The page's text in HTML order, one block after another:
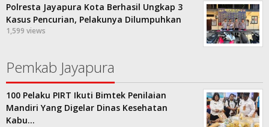
Polresta Jayapura Kota Berhasil Ungkap 3
Kasus Pencurian, Pelakunya Dilumpuhkan
1,599 views
Pemkab Jayapura
100 Pelaku PIRT Ikuti Bimtek Penilaian
Mandiri Yang Digelar Dinas Kesehatan
Kabu…